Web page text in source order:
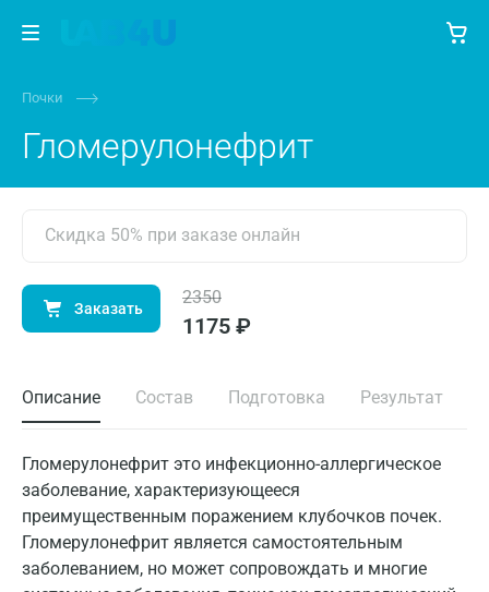
Почки
Гломерулонефрит
Скидка 50% при заказе онлайн
Заказать
2350
1175 ₽
Описание Состав Подготовка Результат
Гломерулонефрит это инфекционно-аллергическое
заболевание, характеризующееся
преимущественным поражением клубочков почек.
Гломерулонефрит является самостоятельным
заболеванием, но может сопровождать и многие